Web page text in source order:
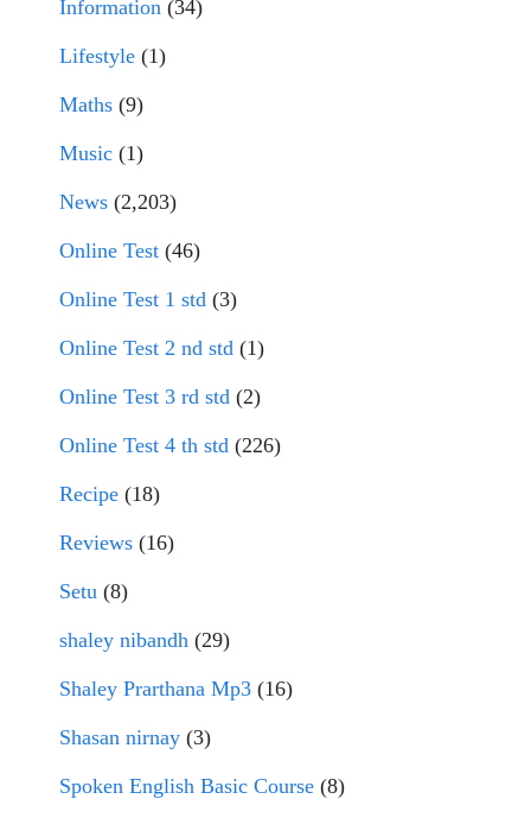
Information (34)
Lifestyle (1)
Maths (9)
Music (1)
News (2,203)
Online Test (46)
Online Test 1 std (3)
Online Test 2 nd std (1)
Online Test 3 rd std (2)
Online Test 4 th std (226)
Recipe (18)
Reviews (16)
Setu (8)
shaley nibandh (29)
Shaley Prarthana Mp3 (16)
Shasan nirnay (3)
Spoken English Basic Course (8)